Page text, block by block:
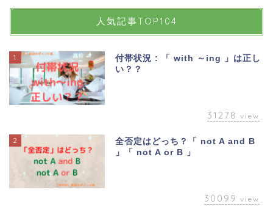
人気記事TOP104
1
付帯状況 : 「 with ～ing 」は正し
い？？
31278 view
2
全否定はどっち？「 not A and B
」「 not A or B 」
30099 view